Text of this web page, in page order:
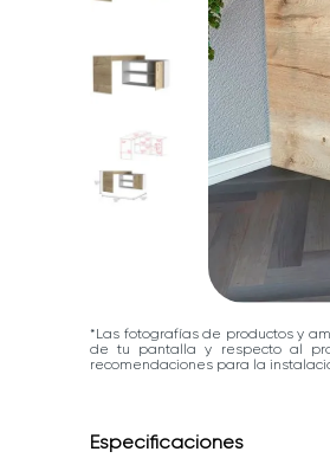
*Las fotografías de productos y
de tu pantalla y respecto al
recomendaciones para la
Especificaciones